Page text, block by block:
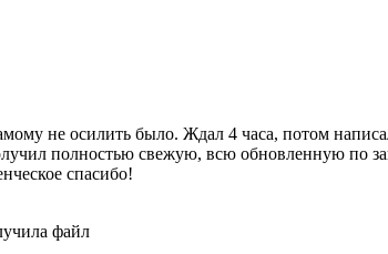
не осилить было. Ждал 4 часа, потом
полностью свежую, всю обновленную по
спасибо!
файл